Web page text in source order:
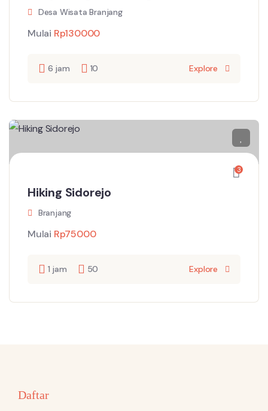
Desa Wisata Branjang
Mulai Rp130000
6 jam 10 Explore
3
Hiking Sidorejo
Branjang
Mulai Rp75000
1 jam 50 Explore
Daftar